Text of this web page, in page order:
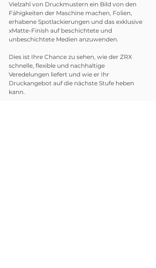
Vielzahl von Druckmustern ein Bild von den
Fähigkeiten der Maschine machen, Folien,
erhabene Spotlackierungen und das exklusive
xMatte-Finish auf beschichtete und
unbeschichtete Medien anzuwenden.
Dies ist Ihre Chance zu sehen, wie der ZRX
schnelle, flexible und nachhaltige
Veredelungen liefert und wie er Ihr
Druckangebot auf die nächste Stufe heben
kann.